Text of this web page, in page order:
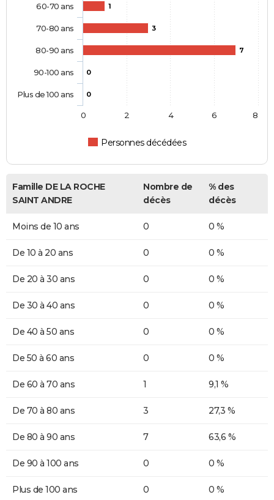
1
3
7
0
0
Personnes décédées
60-70 ans
70-80 ans
80-90 ans
90-100 ans
Plus de 100 ans
0 2 4 6 8
Famille DE LA ROCHE
SAINT ANDRE
Nombre de
décès
% des
décès
Moins de 10 ans 0 0 %
De 10 à 20 ans 0 0 %
De 20 à 30 ans 0 0 %
De 30 à 40 ans 0 0 %
De 40 à 50 ans 0 0 %
De 50 à 60 ans 0 0 %
De 60 à 70 ans 1 9,1 %
De 70 à 80 ans 3 27,3 %
De 80 à 90 ans 7 63,6 %
De 90 à 100 ans 0 0 %
Plus de 100 ans 0 0 %